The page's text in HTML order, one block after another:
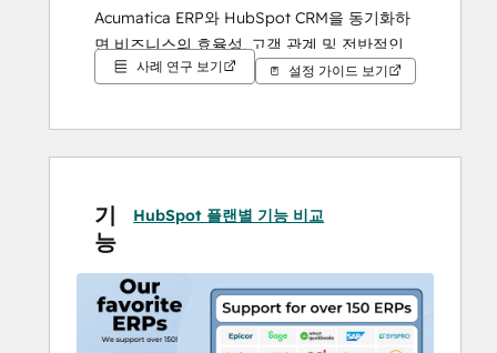
Acumatica ERP와 HubSpot CRM을 동기화하
면 비즈니스의 효율성, 고객 관계 및 전반적인
운영을 크게 개선할 수 있는 몇 가지 주요 이점
결합한 종합적인 보고서를 생성할 수 있습니다.
이를 통해 비즈니스 성과를 더 잘 분석하고 더
전략적인 의사 결정을 내릴 수 있습니다.
이 동영상을 통해 SYNC 데이터 통합 도구가어
떻게 다른지 확인해 보세요!
사례 연구 보기 설정 가이드 보기
기
능
HubSpot 플랜별 기능 비교